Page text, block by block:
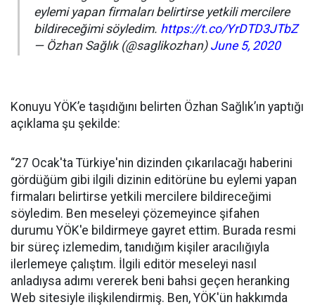
eylemi yapan firmaları belirtirse yetkili mercilere
bildireceğimi söyledim. https://t.co/YrDTD3JTbZ
— Özhan Sağlık (@saglikozhan) June 5, 2020
Konuyu YÖK’e taşıdığını belirten Özhan Sağlık’ın yaptığı
açıklama şu şekilde:
“27 Ocak'ta Türkiye'nin dizinden çıkarılacağı haberini
gördüğüm gibi ilgili dizinin editörüne bu eylemi yapan
firmaları belirtirse yetkili mercilere bildireceğimi
söyledim. Ben meseleyi çözemeyince şifahen
durumu YÖK'e bildirmeye gayret ettim. Burada resmi
bir süreç izlemedim, tanıdığım kişiler aracılığıyla
ilerlemeye çalıştım. İlgili editör meseleyi nasıl
anladıysa adımı vererek beni bahsi geçen heranking
Web sitesiyle ilişkilendirmiş. Ben, YÖK'ün hakkımda